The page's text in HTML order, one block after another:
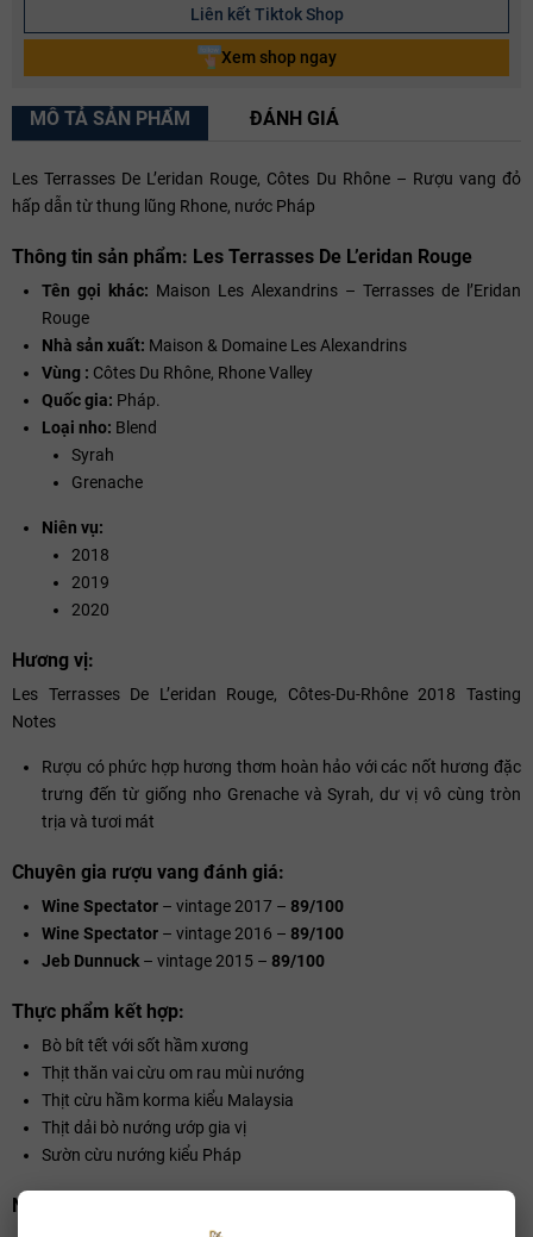
Liên kết Tiktok Shop
Xem shop ngay
MÔ TẢ SẢN PHẨM ĐÁNH GIÁ
Les Terrasses De L’eridan Rouge, Côtes Du Rhône – Rượu vang đỏ
hấp dẫn từ thung lũng Rhone, nước Pháp
Thông tin sản phẩm: Les Terrasses De L’eridan Rouge
Tên gọi khác: Maison Les Alexandrins – Terrasses de l’Eridan
Rouge
Nhà sản xuất: Maison & Domaine Les Alexandrins
Vùng : Côtes Du Rhône, Rhone Valley
Quốc gia: Pháp.
Loại nho: Blend
Syrah
Grenache
Niên vụ:
2018
2019
2020
Hương vị:
Les Terrasses De L’eridan Rouge, Côtes-Du-Rhône 2018 Tasting
Notes
Rượu có phức hợp hương thơm hoàn hảo với các nốt hương đặc
trưng đến từ giống nho Grenache và Syrah, dư vị vô cùng tròn
trịa và tươi mát
Chuyên gia rượu vang đánh giá:
Wine Spectator – vintage 2017 – 89/100
Wine Spectator – vintage 2016 – 89/100
Jeb Dunnuck – vintage 2015 – 89/100
Thực phẩm kết hợp:
Bò bít tết với sốt hầm xương
Thịt thăn vai cừu om rau mùi nướng
Thịt cừu hầm korma kiểu Malaysia
Thịt dải bò nướng ướp gia vị
Sườn cừu nướng kiểu Pháp
Nồng độ: